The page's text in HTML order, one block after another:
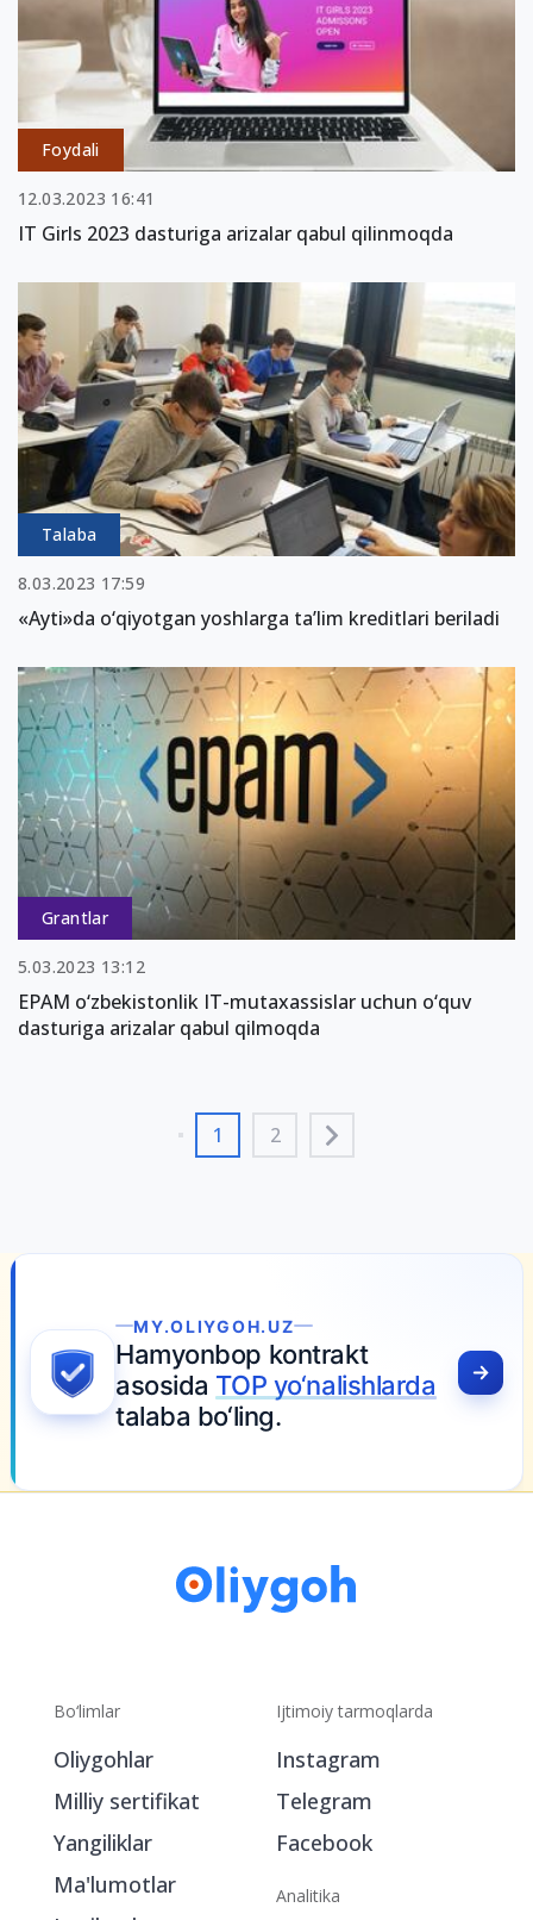
Foydali
12.03.2023 16:41
IT Girls 2023 dasturiga arizalar qabul qilinmoqda
Talaba
8.03.2023 17:59
«Ayti»da o‘qiyotgan yoshlarga ta’lim kreditlari beriladi
Grantlar
5.03.2023 13:12
EPAM o‘zbekistonlik IT-mutaxassislar uchun o‘quv
dasturiga arizalar qabul qilmoqda
1 2
Bo‘limlar
Oliygohlar
Ijtimoiy tarmoqlarda
Telegram